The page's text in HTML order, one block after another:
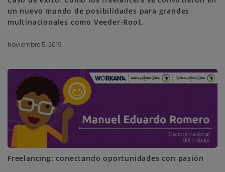
un nuevo mundo de posibilidades para grandes
multinacionales como Veeder-Root.
Noviembre 5, 2019
Freelancing: conectando oportunidades con pasión